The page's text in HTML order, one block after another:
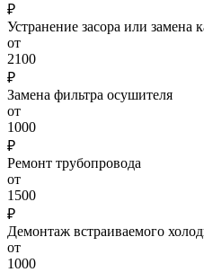
₽
Устранение засора или замена
от
2100
₽
Замена фильтра осушителя
от
1000
₽
Ремонт трубопровода
от
1500
₽
Демонтаж встраиваемого
от
1000